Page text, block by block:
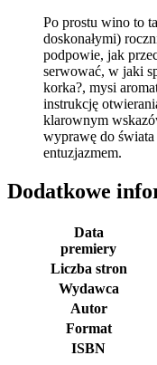
Po prostu wino to
doskonałymi)
podpowie, jak
serwować, w jaki
korka?, mysi
instrukcję
klarownym
wyprawę do
entuzjazmem.
Dodatkowe
Data
premiery
Liczba stron
Wydawca
Autor
Format
ISBN